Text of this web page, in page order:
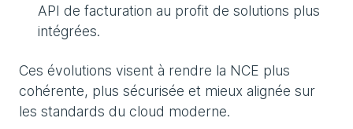
API de facturation au profit de solutions plus
intégrées.
Ces évolutions visent à rendre la NCE plus
cohérente, plus sécurisée et mieux alignée sur
les standards du cloud moderne.